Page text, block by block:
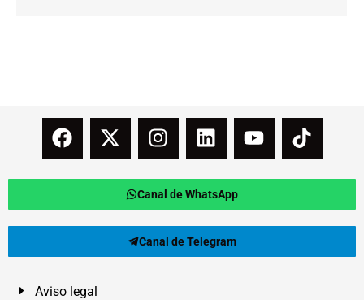
Canal de WhatsApp
Canal de Telegram
Aviso legal